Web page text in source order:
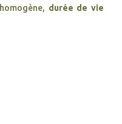
durée de vie